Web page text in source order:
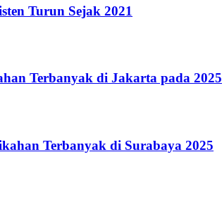
Turun Sejak 2021
Terbanyak di Jakarta pada 2025
Terbanyak di Surabaya 2025